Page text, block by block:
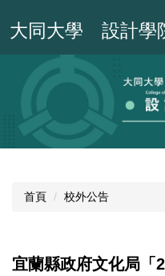
到
大同大學 設計學
首頁 校外公告
宜蘭縣政府文化局「